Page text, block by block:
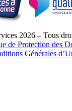
2026 – Tous
de Protection des
Générales